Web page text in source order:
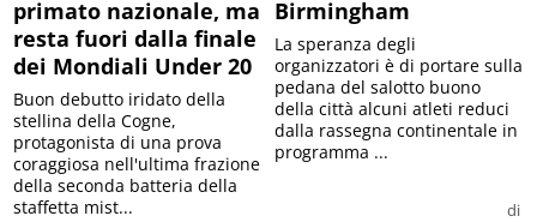
primato nazionale, ma
resta fuori dalla finale
dei Mondiali Under 20
Buon debutto iridato della
stellina della Cogne,
protagonista di una prova
coraggiosa nell'ultima frazione
della seconda batteria della
staffetta mist...
Birmingham
di
La speranza degli
organizzatori è di portare sulla
pedana del salotto buono
della città alcuni atleti reduci
dalla rassegna continentale in
programma ...